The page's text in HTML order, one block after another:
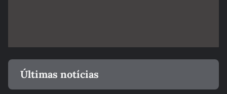
Últimas notícias